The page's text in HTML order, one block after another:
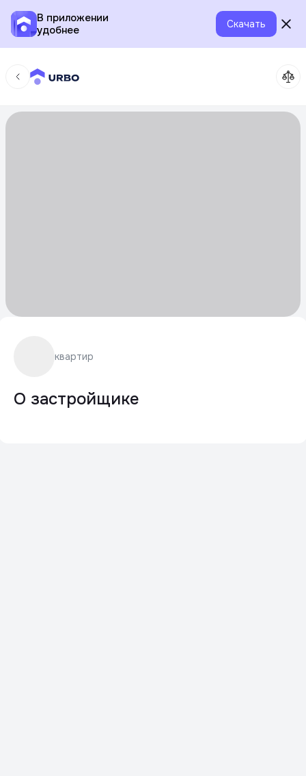
В приложении
удобнее
Скачать
квартир
О застройщике